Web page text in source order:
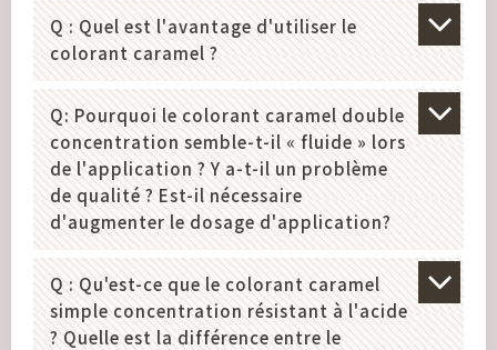
Q : Quel est l'avantage d'utiliser le
colorant caramel ?
Q: Pourquoi le colorant caramel double
concentration semble-t-il « fluide » lors
de l'application ? Y a-t-il un problème
de qualité ? Est-il nécessaire
d'augmenter le dosage d'application?
Q : Qu'est-ce que le colorant caramel
simple concentration résistant à l'acide
? Quelle est la différence entre le